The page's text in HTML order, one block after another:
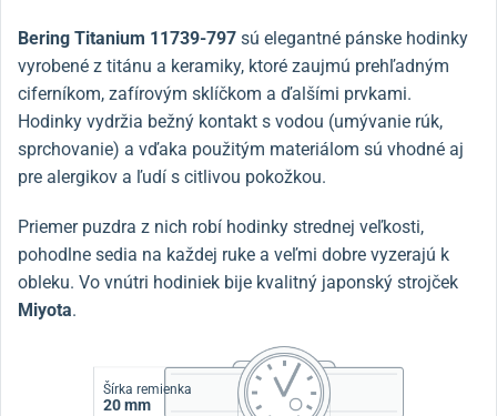
Bering Titanium 11739-797 sú elegantné pánske hodinky
vyrobené z titánu a keramiky, ktoré zaujmú prehľadným
ciferníkom, zafírovým sklíčkom a ďalšími prvkami.
Hodinky vydržia bežný kontakt s vodou (umývanie rúk,
sprchovanie) a vďaka použitým materiálom sú vhodné aj
pre alergikov a ľudí s citlivou pokožkou.
Priemer puzdra z nich robí hodinky strednej veľkosti,
pohodlne sedia na každej ruke a veľmi dobre vyzerajú k
obleku. Vo vnútri hodiniek bije kvalitný japonský strojček
Miyota.
Šírka remienka
20 mm